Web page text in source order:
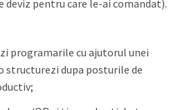
deviz pentru care le-ai comandat).
programarile cu ajutorul unei
structurezi dupa posturile de